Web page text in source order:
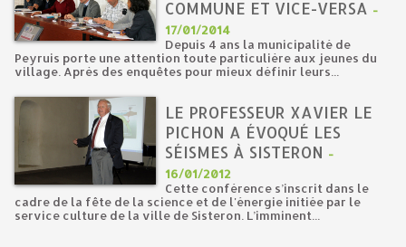
COMMUNE ET VICE-VERSA -
17/01/2014
Depuis 4 ans la municipalité de
Peyruis porte une attention toute particulière aux jeunes du
village. Après des enquêtes pour mieux définir leurs...
LE PROFESSEUR XAVIER LE
PICHON A ÉVOQUÉ LES
SÉISMES À SISTERON -
16/01/2012
Cette conférence s’inscrit dans le
cadre de la fête de la science et de l'énergie initiée par le
service culture de la ville de Sisteron. L’imminent...